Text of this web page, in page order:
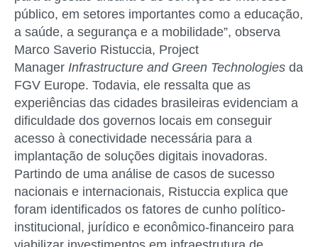
público, em setores importantes como a educação,
a saúde, a segurança e a mobilidade”, observa
Marco Saverio Ristuccia, Project
Manager Infrastructure and Green Technologies da
FGV Europe. Todavia, ele ressalta que as
experiências das cidades brasileiras evidenciam a
dificuldade dos governos locais em conseguir
acesso à conectividade necessária para a
implantação de soluções digitais inovadoras.
Partindo de uma análise de casos de sucesso
nacionais e internacionais, Ristuccia explica que
foram identificados os fatores de cunho político-
institucional, jurídico e econômico-financeiro para